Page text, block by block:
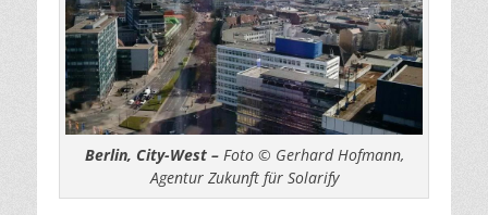
Berlin, City-West –Foto © Gerhard Hofmann,
Agentur Zukunft für Solarify